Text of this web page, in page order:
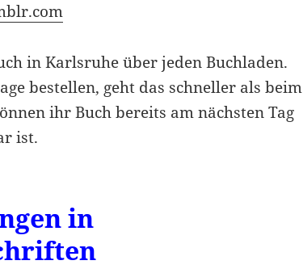
in Karlsruhe über jeden Buchladen.
bestellen, geht das schneller als beim
ihr Buch bereits am nächsten Tag
ist.
in